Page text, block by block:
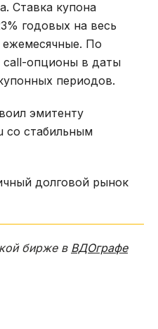
Ставка купона
годовых на весь
По
call-опционы в даты
периодов.
эмитенту
со стабильным
долговой рынок
бирже в ВДОграфе